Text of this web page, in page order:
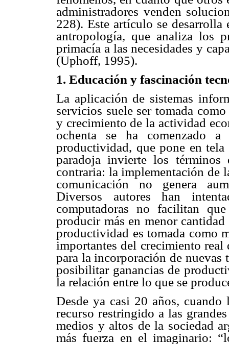
administradores venden
228). Este artículo se
antropología, que analiza los
primacía a las necesidades y
(Uphoff, 1995).
1. Educación y fascinación
La aplicación de sistemas
servicios suele ser tomada
y crecimiento de la actividad
ochenta se ha comenzado
productividad, que pone en
paradoja invierte los
contraria: la implementación de
comunicación no genera
Diversos autores han
computadoras no facilitan
producir más en menor
productividad es tomada como
importantes del crecimiento
para la incorporación de nuevas
posibilitar ganancias de
la relación entre lo que se
Desde ya casi 20 años,
recurso restringido a las
medios y altos de la sociedad
más fuerza en el imaginario: